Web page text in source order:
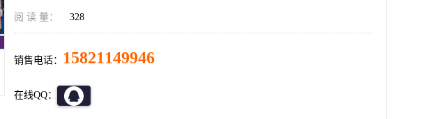
阅 读 量： 328
销售电话： 15821149946
在线QQ：